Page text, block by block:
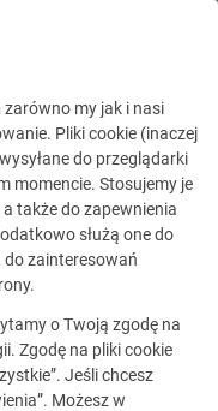
zarówno my jak i nasi
Pliki cookie (inaczej
do przeglądarki
momencie. Stosujemy je
także do zapewnienia
służą one do
zainteresowań
o Twoją zgodę na
Zgodę na pliki cookie
Jeśli chcesz
Możesz w